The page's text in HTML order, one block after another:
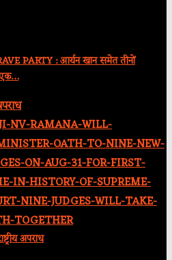
PARTY : आर्यन खान समेत तीनों
एक…
अपराध